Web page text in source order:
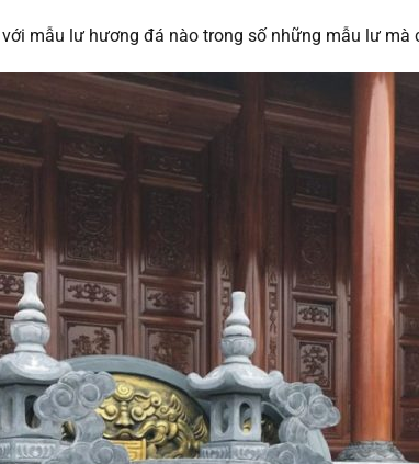
mẫu lư hương đá nào trong số những mẫu lư mà